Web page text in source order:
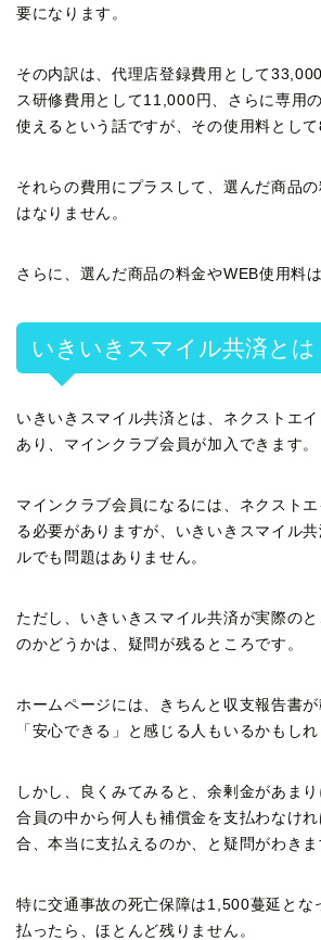
要になります。
その内訳は、代理店登録費用として
ス研修費用として11,000円、さらに専用
使えるという話ですが、その使用料として
それらの費用にプラスして、選んだ商品
はなりません。
さらに、選んだ商品の料金やWEB使用料
いきいきスマイル共済とは
いきいきスマイル共済とは、ネクストエ
あり、マインクラブ会員が加入できます。
マインクラブ会員になるには、ネクスト
る必要がありますが、いきいきスマイル
ルでも問題はありません。
ただし、いきいきスマイル共済が実際の
のかどうかは、疑問が残るところです。
ホームページには、きちんと収支報告書が
「安心できる」と感じる人もいるかもしれ
しかし、良くみてみると、余剰金があま
合員の中から何人も補償金を支払わなけ
合、本当に支払えるのか、と疑問がわきま
特に交通事故の死亡保障は1,500蔓延とな
払ったら、ほとんど残りません。